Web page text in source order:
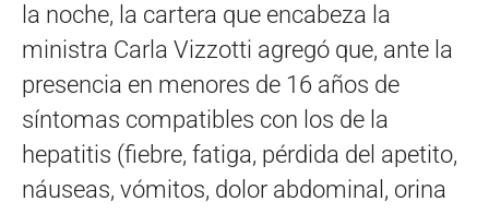
la noche, la cartera que encabeza la
ministra Carla Vizzotti agregó que, ante la
presencia en menores de 16 años de
síntomas compatibles con los de la
hepatitis (fiebre, fatiga, pérdida del apetito,
náuseas, vómitos, dolor abdominal, orina